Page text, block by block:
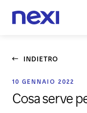
INDIETRO
10 GENNAIO 2022
Cosa serve